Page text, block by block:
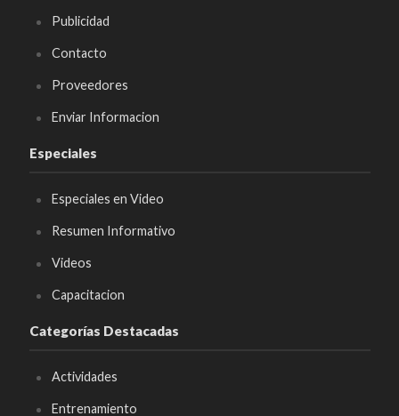
Publicidad
Contacto
Proveedores
Enviar Informacion
Especiales
Especiales en Video
Resumen Informativo
Videos
Capacitacion
Categorías Destacadas
Actividades
Entrenamiento